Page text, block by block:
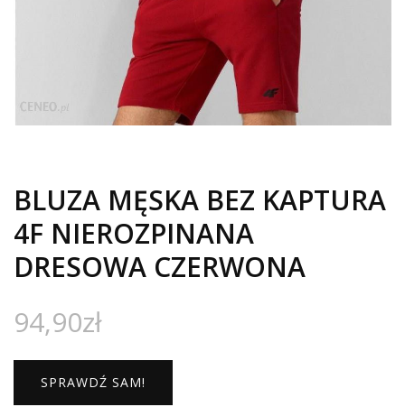
BLUZA MĘSKA BEZ KAPTURA
4F NIEROZPINANA
DRESOWA CZERWONA
94,90zł
SPRAWDŹ SAM!